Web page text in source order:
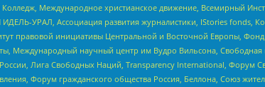
Международное христианское движение, Всемирный
УРАЛ, Ассоциация развития журналистики, IStories
правовой инициативы Центральной и Восточной Европы,
Международный научный центр им Вудро Вильсона, Свободная
Лига Свободных Наций, Transparеncy International, Форум
Форум гражданского общества Россия, Беллона, Союз